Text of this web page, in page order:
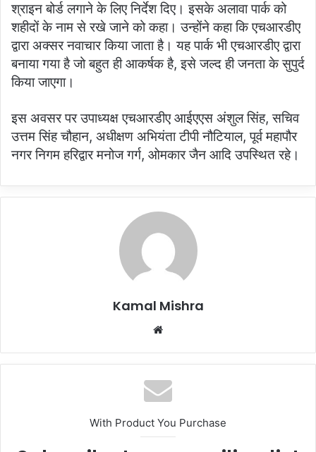
श्राइन बोर्ड लगाने के लिए निर्देश दिए। इसके अलावा पार्क को
शहीदों के नाम से रखे जाने को कहा। उन्होंने कहा कि एचआरडीए
द्वारा अक्सर नवाचार किया जाता है। यह पार्क भी एचआरडीए द्वारा
बनाया गया है जो बहुत ही आकर्षक है, इसे जल्द ही जनता के सुपुर्द
किया जाएगा।
इस अवसर पर उपाध्यक्ष एचआरडीए आईएएस अंशुल सिंह, सचिव
उत्तम सिंह चौहान, अधीक्षण अभियंता टीपी नौटियाल, पूर्व महापौर
नगर निगम हरिद्वार मनोज गर्ग, ओमकार जैन आदि उपस्थित रहे।
Kamal Mishra
Website
With Product You Purchase